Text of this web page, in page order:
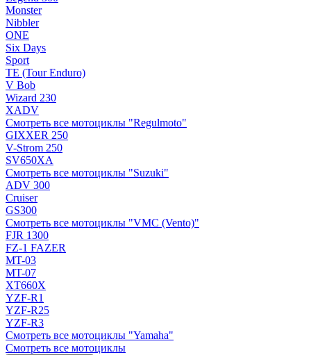
Monster
Nibbler
ONE
Six Days
Sport
TE (Tour Enduro)
V Bob
Wizard 230
XADV
Смотреть все мотоциклы "Regulmoto"
GIXXER 250
V-Strom 250
SV650XA
Смотреть все мотоциклы "Suzuki"
ADV 300
Cruiser
GS300
Смотреть все мотоциклы "VMC (Vento)"
FJR 1300
FZ-1 FAZER
MT-03
MT-07
XT660X
YZF-R1
YZF-R25
YZF-R3
Смотреть все мотоциклы "Yamaha"
Смотреть все мотоциклы